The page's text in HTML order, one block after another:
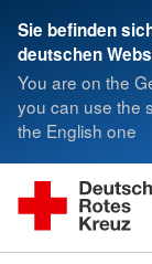
Sie befinden
deutschen
You are on the
you can use the
the English one